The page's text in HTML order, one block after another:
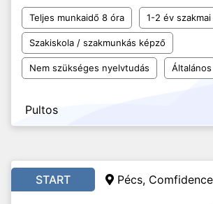
Teljes munkaidő 8 óra 1-2 év
Szakiskola / szakmunkás képző
Nem szükséges nyelvtudás Általános
Pultos
START Pécs,